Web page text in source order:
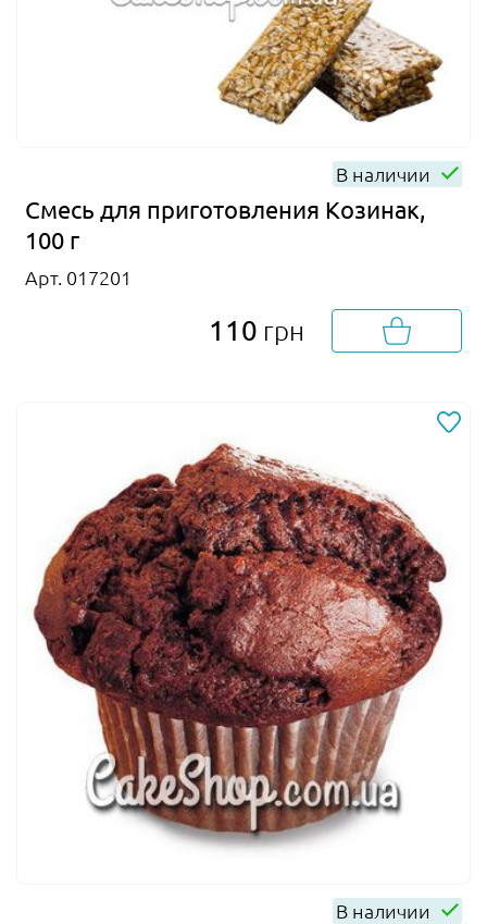
В наличии
Смесь для приготовления Козинак,
100 г
Арт. 017201
110 грн
В наличии